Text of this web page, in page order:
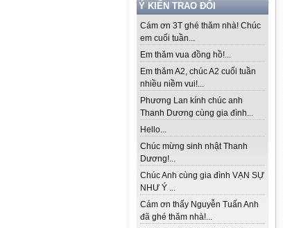
Ý KIẾN TRAO ĐỔI
Cám ơn 3T ghé thăm nhà! Chúc
em cuối tuần...
Em thăm vua đồng hồ!...
Em thăm A2, chúc A2 cuối tuần
nhiều niềm vui!...
Phương Lan kính chúc anh
Thanh Dương cùng gia đình...
Hello...
Chúc mừng sinh nhật Thanh
Dương!...
Chúc Anh cùng gia đình VẠN SỰ
NHƯ Ý ...
Cám ơn thấy Nguyễn Tuấn Anh
đã ghé thăm nhà!...